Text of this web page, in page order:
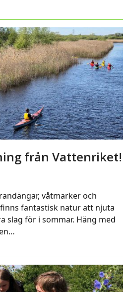
från Vattenriket!
våtmarker och
fantastisk natur att njuta
slag för i sommar. Häng med